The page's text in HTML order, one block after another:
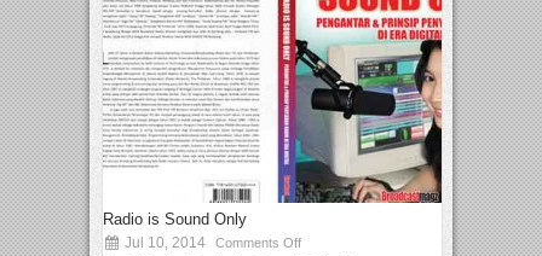
Radio is Sound Only
Jul 10, 2014 Comments Off